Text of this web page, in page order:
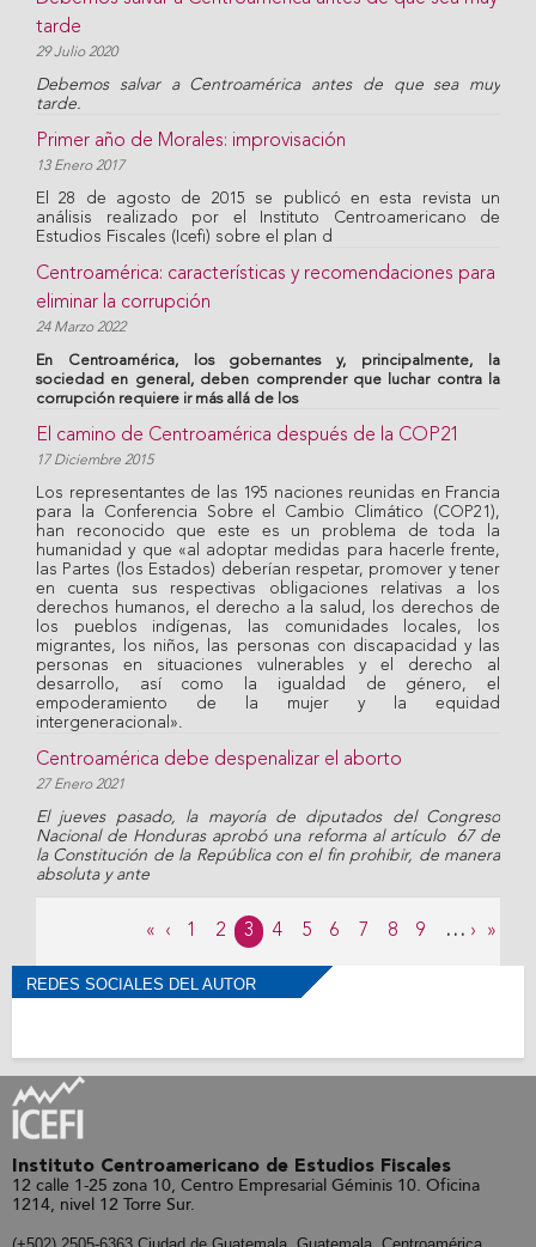
tarde
29 Julio 2020
Debemos salvar a Centroamérica antes de que sea muy
tarde.
Primer año de Morales: improvisación
13 Enero 2017
El 28 de agosto de 2015 se publicó en esta revista un
análisis realizado por el Instituto Centroamericano de
Estudios Fiscales (Icefi) sobre el plan d
Centroamérica: características y recomendaciones para
eliminar la corrupción
24 Marzo 2022
En Centroamérica, los gobernantes y, principalmente, la
sociedad en general, deben comprender que luchar contra la
corrupción requiere ir más allá de los
El camino de Centroamérica después de la COP21
17 Diciembre 2015
Los representantes de las 195 naciones reunidas en Francia
para la Conferencia Sobre el Cambio Climático (COP21),
han reconocido que este es un problema de toda la
humanidad y que «al adoptar medidas para hacerle frente,
las Partes (los Estados) deberían respetar, promover y tener
en cuenta sus respectivas obligaciones relativas a los
derechos humanos, el derecho a la salud, los derechos de
los pueblos indígenas, las comunidades locales, los
migrantes, los niños, las personas con discapacidad y las
personas en situaciones vulnerables y el derecho al
desarrollo, así como la igualdad de género, el
empoderamiento de la mujer y la equidad
intergeneracional».
Centroamérica debe despenalizar el aborto
27 Enero 2021
El jueves pasado, la mayoría de diputados del Congreso
Nacional de Honduras aprobó una reforma al artículo 67 de
la Constitución de la República con el fin prohibir, de manera
absoluta y ante
« ‹ 1 2 3 4 5 6 7 8 9 … › »
REDES SOCIALES DEL AUTOR
Instituto Centroamericano de Estudios Fiscales
12 calle 1-25 zona 10, Centro Empresarial Géminis 10. Oficina
1214, nivel 12 Torre Sur.